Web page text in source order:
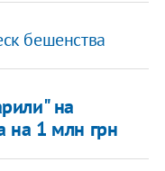
бешенства
на
на 1 млн грн